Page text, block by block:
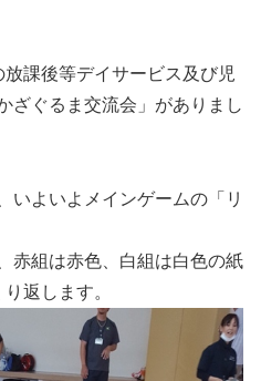
課後等デイサービス及び児
ざぐるま交流会」がありまし
いよいよメインゲームの「リ
赤組は赤色、白組は白色の紙
返します。